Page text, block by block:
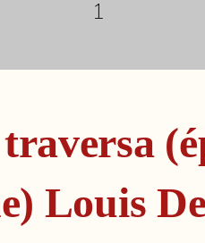
1
Louis